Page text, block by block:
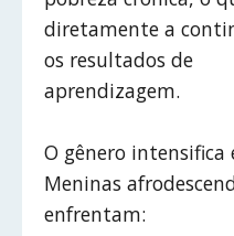
diretamente a
os resultados de
aprendizagem.
O gênero intensifica
Meninas
enfrentam: